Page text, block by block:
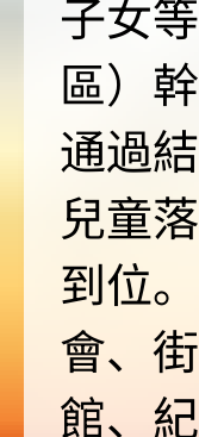
子女
區）
通過
兒童
到位
會、
館、